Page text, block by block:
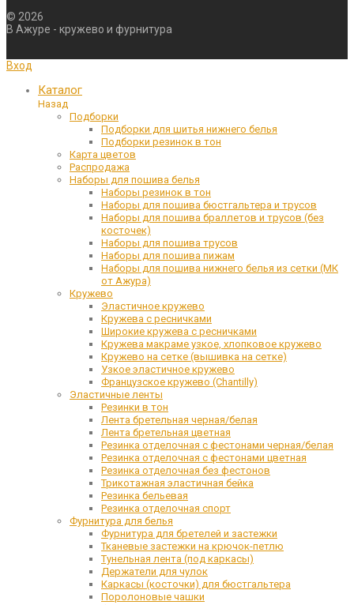
© 2026
В Ажуре - кружево и фурнитура
Вход
Каталог
Назад
Подборки
Подборки для шитья нижнего белья
Подборки резинок в тон
Карта цветов
Распродажа
Наборы для пошива белья
Наборы резинок в тон
Наборы для пошива бюстгальтера и трусов
Наборы для пошива браллетов и трусов (без
косточек)
Наборы для пошива трусов
Наборы для пошива пижам
Наборы для пошива нижнего белья из сетки (МК
от Ажура)
Кружево
Эластичное кружево
Кружева с ресничками
Широкие кружева с ресничками
Кружева макраме узкое, хлопковое кружево
Кружево на сетке (вышивка на сетке)
Узкое эластичное кружево
Французское кружево (Chantilly)
Эластичные ленты
Резинки в тон
Лента бретельная черная/белая
Лента бретельная цветная
Резинка отделочная с фестонами черная/белая
Резинка отделочная с фестонами цветная
Резинка отделочная без фестонов
Трикотажная эластичная бейка
Резинка бельевая
Резинка отделочная спорт
Фурнитура для белья
Фурнитура для бретелей и застежки
Тканевые застежки на крючок-петлю
Тунельная лента (под каркасы)
Держатели для чулок
Каркасы (косточки) для бюстгальтера
Поролоновые чашки